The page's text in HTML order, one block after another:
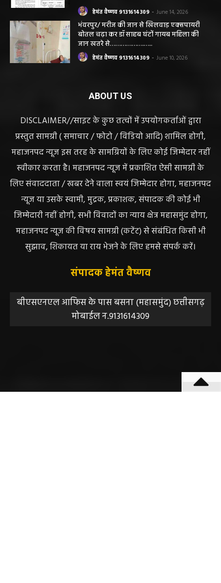
हेमंत वैष्णव 9131614309 - June 14, 2026
भंवरपुर/ मरीज की जान से खिलवाड़ एक्सपायरी
बोतल चढ़ा कर डॉ साहब घंटों गायब महिला की
जान खतरे से……………….…..
हेमंत वैष्णव 9131614309 - June 10, 2026
ABOUT US
DISCLAIMER//साइट के कुछ तत्वों में उपयोगकर्ताओं द्वारा
प्रस्तुत सामग्री ( समाचार / फोटो / विडियो आदि) शामिल होगी,
महाजनपद न्यूज इस तरह के सामग्रियों के लिए कोई जिम्मेदार नहीं
स्वीकार करता है। महाजनपद न्यूज में प्रकाशित ऐसी सामग्री के
लिए संवाददाता / खबर देने वाला स्वयं जिम्मेदार होगा, महाजनपद
न्यूज या उसके स्वामी, मुद्रक, प्रकाशक, संपादक की कोई भी
जिम्मेदारी नहीं होगी, सभी विवादों का न्याय क्षेत्र महासमुंद होगा,
महाजनपद न्यूज की विषय सामग्री (कटेंट) से संबंधित किसी भी
सुझाव, शिकायत या राय भेजने के लिए हमसे संपर्क करें।
संपादक हेमंत वैष्णव
बीएसएनएल आफिस के पास बसना (महासमुंद) छत्तीसगढ़
मोबाईल न.9131614309